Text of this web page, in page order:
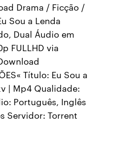
Drama / Ficção /
Sou a Lenda
Dual Áudio em
FULLHD via
Título: Eu Sou a
| Mp4 Qualidade:
Português, Inglês
Servidor: Torrent